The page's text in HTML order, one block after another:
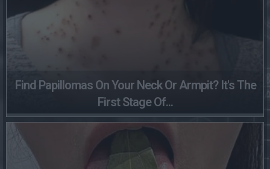
Find Papillomas On Your Neck Or Armpit? It's The
First Stage Of...